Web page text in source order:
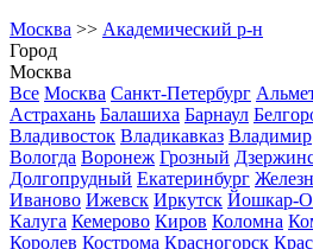
Москва >> Академический р-н
Город
Москва
Все Москва Санкт-Петербург
Астрахань Балашиха Барнаул
Владивосток Владикавказ Владимир
Вологда Воронеж Грозный
Долгопрудный Екатеринбург
Иваново Ижевск Иркутск Йошкар-
Калуга Кемерово Киров Коломна
Королев Кострома Красногорск